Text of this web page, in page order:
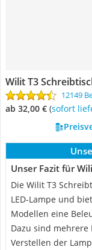
Wilit T3
12149
ab 32,00 € ( Sofort
Unser Fazit für
Die Wilit T3
LED-Lampe und
Modellen eine
Dazu sind
Verstellen der